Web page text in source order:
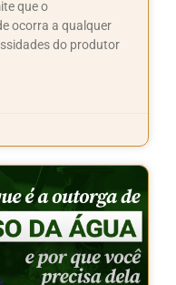
que o
ocorra a qualquer
do produtor